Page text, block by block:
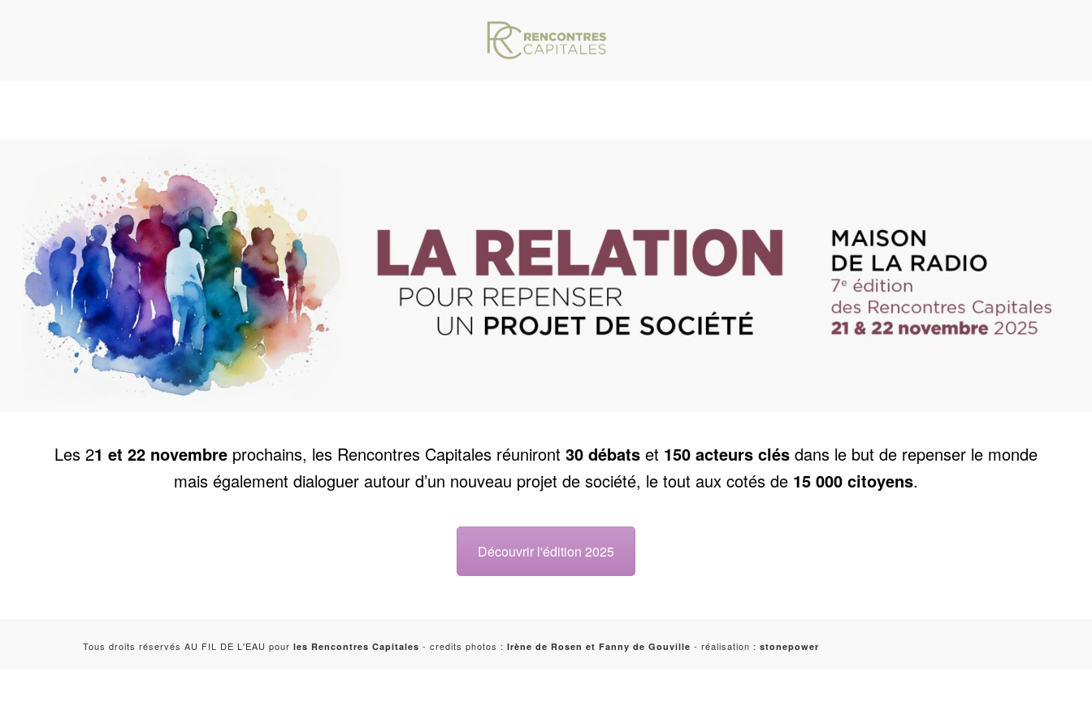
Les 21 et 22 novembre prochains, les Rencontres Capitales réuniront 30 débats et 150 acteurs clés dans le but de repenser le monde
mais également dialoguer autour d’un nouveau projet de société, le tout aux cotés de 15 000 citoyens.
Découvrir l'édition 2025
Tous droits réservés AU FIL DE L'EAU pour les Rencontres Capitales - credits photos : Irène de Rosen et Fanny de Gouville - réalisation : stonepower